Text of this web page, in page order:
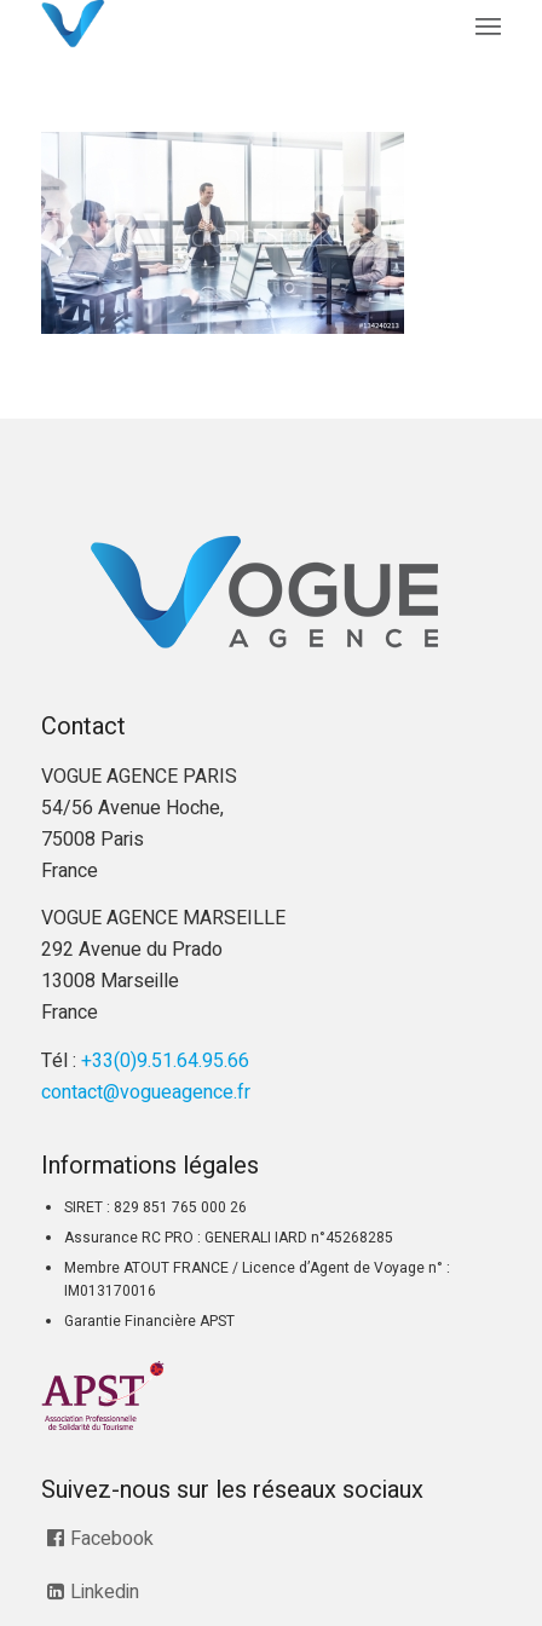
Contact
VOGUE AGENCE PARIS
54/56 Avenue Hoche,
75008 Paris
France
VOGUE AGENCE MARSEILLE
292 Avenue du Prado
13008 Marseille
France
Tél : +33(0)9.51.64.95.66
contact@vogueagence.fr
Informations légales
SIRET : 829 851 765 000 26
Assurance RC PRO : GENERALI IARD n°45268285
Membre ATOUT FRANCE / Licence d’Agent de Voyage n° :
IM013170016
Garantie Financière APST
Suivez-nous sur les réseaux sociaux
Facebook
Linkedin